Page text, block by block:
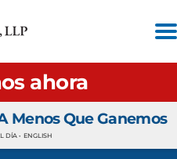
ahora
Menos Que Ganemos
DÍA • ENGLISH